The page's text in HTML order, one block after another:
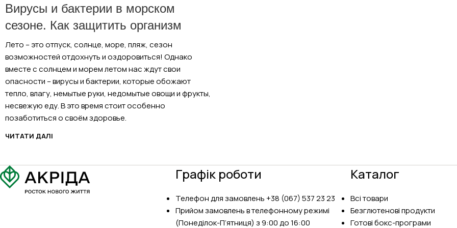
Вирусы и бактерии в морском
сезоне. Как защитить организм
Лето – это отпуск, солнце, море, пляж, сезон
возможностей отдохнуть и оздоровиться! Однако
вместе с солнцем и морем летом нас ждут свои
опасности – вирусы и бактерии, которые обожают
тепло, влагу, немытые руки, недомытые овощи и фрукты,
несвежую еду. В это время стоит особенно
позаботиться о своём здоровье.
ЧИТАТИ ДАЛІ
Графік роботи
Телефон для замовлень+38 (067) 537 23 23
Прийом замовлень в телефонному режимі
(Понеділок-П’ятниця) з 9:00 до 16:00
Каталог
Всі товари
Безглютенові продукти
Готові бокс-програми